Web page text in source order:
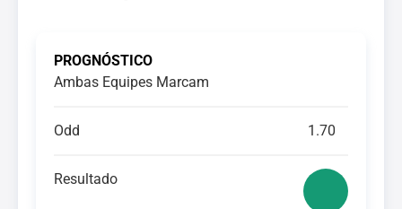
PROGNÓSTICO
Ambas Equipes Marcam
Odd 1.70
Resultado